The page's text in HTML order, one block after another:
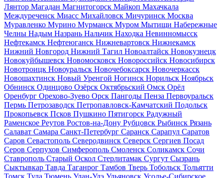
Лянтор Магадан Магнитогорск Майкоп Махачкала
Междуреченск Миасс Михайловск Мичуринск Москва
Муравленко Мурино Мурманск Муром Мытищи Набережные
Челны Надым Назрань Нальчик Находка Невинномысск
Нефтекамск Нефтеюганск Нижневартовск Нижнекамск
Нижний Новгород Нижний Тагил Новоалтайск Новокузнецк
Новокуйбышевск Новомосковск Новороссийск Новосибирск
Новотроицк Новоуральск Новочебоксарск Новочеркасск
Новошахтинск Новый Уренгой Ногинск Норильск Ноябрьск
Обнинск Одинцово Озёрск Октябрьский Омск Орёл
Оренбург Орехово-Зуево Орск Пангоды Пенза Первоуральск
Пермь Петрозаводск Петропавловск-Камчатский Подольск
Прокопьевск Псков Пушкино Пятигорск Радужный
Раменское Реутов Ростов-на-Дону Рубцовск Рыбинск Рязань
Салават Самара Санкт-Петербург Саранск Сарапул Саратов
Саров Севастополь Северодвинск Северск Сергиев Посад
Серов Серпухов Симферополь Смоленск Соликамск Сочи
Ставрополь Старый Оскол Стерлитамак Сургут Сызрань
Сыктывкар Тавда Таганрог Тамбов Тверь Тобольск Тольятти